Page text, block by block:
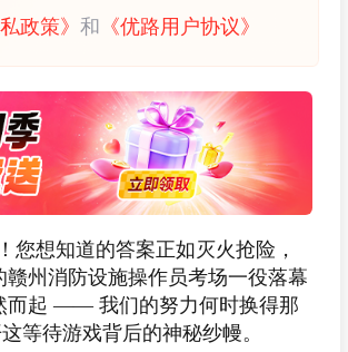
私政策》和 《优路用户协议》
您想知道的答案正如灭火抢险，
赣州消防设施操作员考场一役落幕
而起 —— 我们的努力何时换得那
等待游戏背后的神秘纱幔。